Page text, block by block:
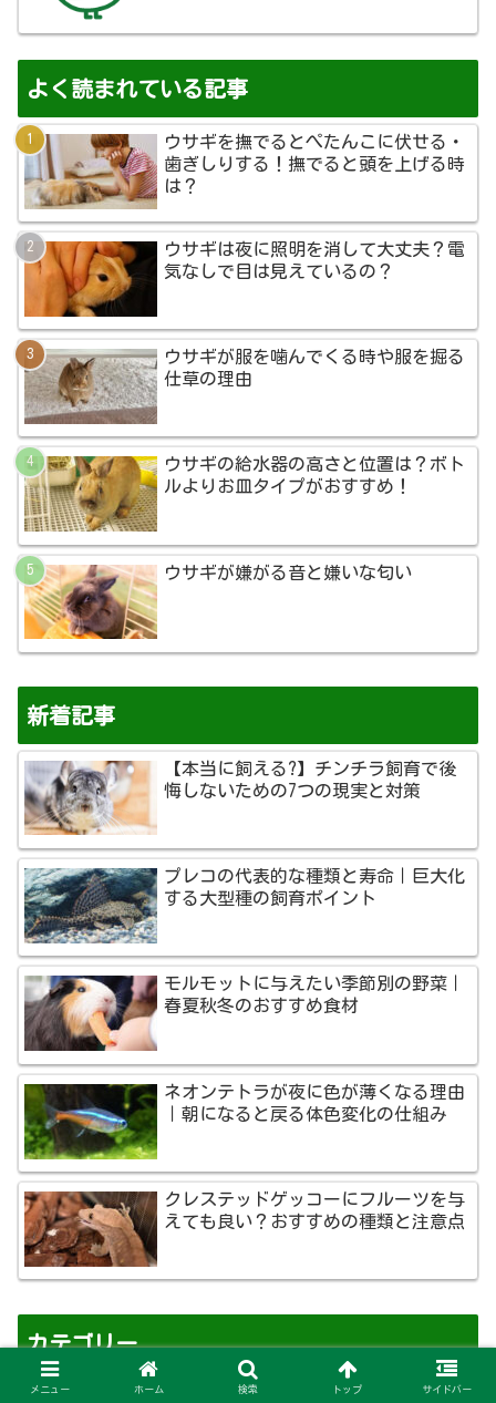
よく読まれている記事
ウサギを撫でるとぺたんこに伏せる・
歯ぎしりする！撫でると頭を上げる時
は？
ウサギは夜に照明を消して大丈夫？電
気なしで目は見えているの？
ウサギが服を噛んでくる時や服を掘る
仕草の理由
ウサギの給水器の高さと位置は？ボト
ルよりお皿タイプがおすすめ！
ウサギが嫌がる音と嫌いな匂い
新着記事
【本当に飼える?】チンチラ飼育で後
悔しないための7つの現実と対策
プレコの代表的な種類と寿命｜巨大化
する大型種の飼育ポイント
モルモットに与えたい季節別の野菜｜
春夏秋冬のおすすめ食材
ネオンテトラが夜に色が薄くなる理由
｜朝になると戻る体色変化の仕組み
クレステッドゲッコーにフルーツを与
えても良い？おすすめの種類と注意点
カテゴリー
メニュー ホーム 検索 トップ サイドバー